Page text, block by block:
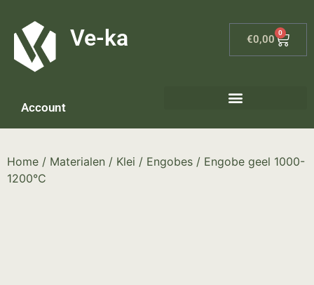
Ve-ka €0,00
0
Account
Home / Materialen / Klei / Engobes / Engobe geel 1000-
1200°C